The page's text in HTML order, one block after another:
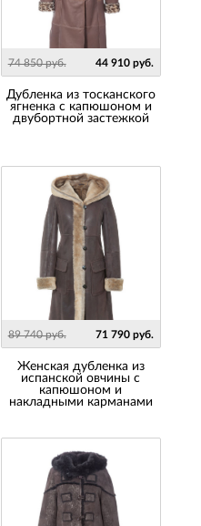
74 850 руб. 44 910 руб.
Дубленка из тосканского
ягненка с капюшоном и
двубортной застежкой
89 740 руб. 71 790 руб.
Женская дубленка из
испанской овчины с
капюшоном и
накладными карманами